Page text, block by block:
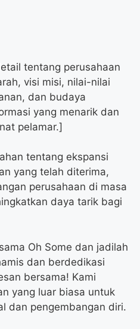
tentang perusahaan
visi misi, nilai-nilai
dan budaya
yang menarik dan
pelamar.]
tentang ekspansi
yang telah diterima,
perusahaan di masa
daya tarik bagi
Oh Some dan jadilah
dan berdedikasi
bersama! Kami
yang luar biasa untuk
dan pengembangan diri.